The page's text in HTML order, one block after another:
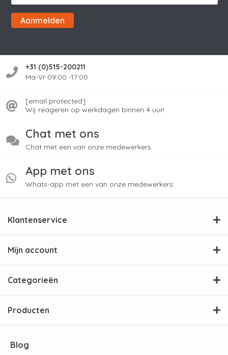
Aanmelden
+31 (0)515-200211
Ma-Vr 09:00 -17:00
[email protected]
Wij reageren op werkdagen binnen 4 uur!
Chat met ons
Chat met een van onze medewerkers
App met ons
Whats-app met een van onze medewerkers.
Klantenservice
Mijn account
Categorieën
Producten
Blog